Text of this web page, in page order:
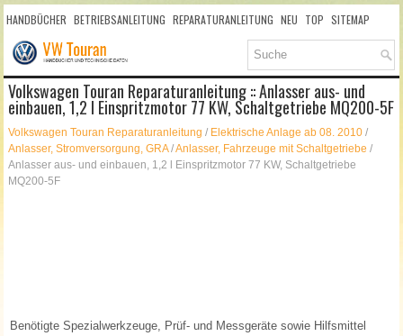
HANDBÜCHER BETRIEBSANLEITUNG REPARATURANLEITUNG NEU TOP SITEMAP
SUCHLAUF
Volkswagen Touran Reparaturanleitung :: Anlasser aus- und
einbauen, 1,2 l Einspritzmotor 77 KW, Schaltgetriebe MQ200-5F
Volkswagen Touran Reparaturanleitung / Elektrische Anlage ab 08. 2010 /
Anlasser, Stromversorgung, GRA/Anlasser, Fahrzeuge mit Schaltgetriebe /
Anlasser aus- und einbauen, 1,2 l Einspritzmotor 77 KW, Schaltgetriebe
MQ200-5F
Benötigte Spezialwerkzeuge, Prüf- und Messgeräte sowie Hilfsmittel